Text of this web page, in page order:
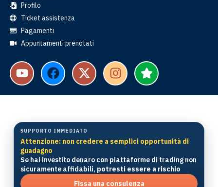
Profilo
Ticket assistenza
Pagamenti
Appuntamenti prenotati
SUPPORTO IMMEDIATO
Attenzione: non credere a semplici opportunità di
guadagno
Se hai investito denaro con piattaforme di trading non
sicuramente affidabili, potresti essere a rischio
Fissa una consulenza